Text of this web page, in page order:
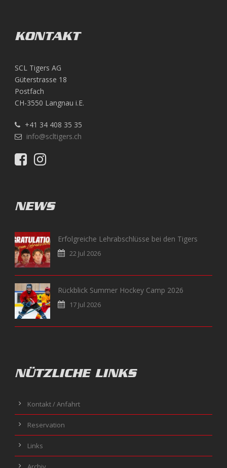
KONTAKT
SCL Tigers AG
Güterstrasse 18
Postfach
CH-3550 Langnau i.E.
+41 34 408 35 35
info@scltigers.ch
NEWS
Erfolgreiche Lehrabschlüsse bei den Tigers
22 Jul 2026
Rückblick Summer Hockey Camp 2026
17 Jul 2026
NÜTZLICHE LINKS
Kontakt / Anfahrt
Reservation
Links